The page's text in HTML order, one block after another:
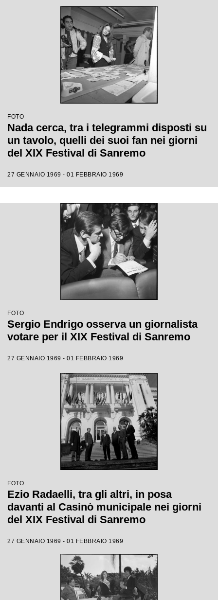
FOTO
Nada cerca, tra i telegrammi disposti su
un tavolo, quelli dei suoi fan nei giorni
del XIX Festival di Sanremo
27 GENNAIO 1969 - 01 FEBBRAIO 1969
FOTO
Sergio Endrigo osserva un giornalista
votare per il XIX Festival di Sanremo
27 GENNAIO 1969 - 01 FEBBRAIO 1969
FOTO
Ezio Radaelli, tra gli altri, in posa
davanti al Casinò municipale nei giorni
del XIX Festival di Sanremo
27 GENNAIO 1969 - 01 FEBBRAIO 1969